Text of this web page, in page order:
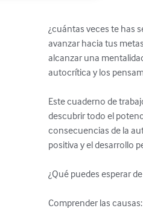
¿cuántas veces te has
avanzar hacia tus
alcanzar una
autocrítica y los
Este cuaderno de
descubrir todo el
consecuencias de la
positiva y el desarrollo
¿Qué puedes esperar
Comprender las